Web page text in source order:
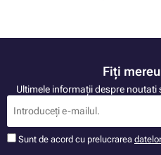
Fiți
Ultimele informații despre
Sunt de acord cu prelucrarea